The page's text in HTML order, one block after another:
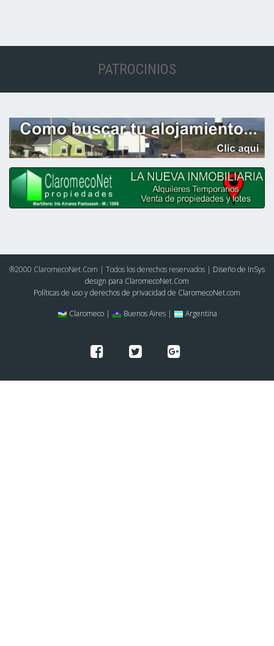
PATROCINIOS
®2000 ClaromecoNet.Com | Todos los derechos reservados | Diseño de InSys
design para ClaromecoNet.Com
Políticas de uso y derechos de privacidad de ClaromecoNet.com
Claromeco |
Buenos Aires | Argentina